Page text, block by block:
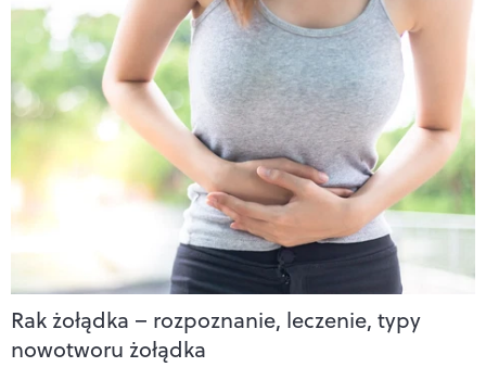
Rak żołądka – rozpoznanie, leczenie, typy
nowotworu żołądka